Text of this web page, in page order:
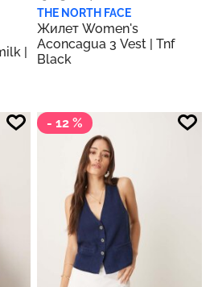
|
THE NORTH FACE
Жилет Women's
Aconcagua 3 Vest | Tnf
Black
- 12 %